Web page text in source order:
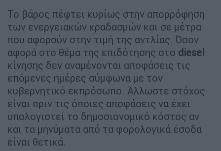
Το βάρος πέφτει κυρίως στην απορρόφηση
των ενεργειακών κραδασμών και σε μέτρα
που αφορούν στην τιμή της αντλίας. Όσον
αφορά στο θέμα της επιδότησης στο diesel
κίνησης δεν αναμένονται αποφάσεις τις
επόμενες ημέρες σύμφωνα με τον
κυβερνητικό εκπρόσωπο. Άλλωστε στόχος
είναι πριν τις όποιες αποφάσεις να έχει
υπολογιστεί το δημοσιονομικό κόστος αν
και τα μηνύματα από τα φορολογικά έσοδα
είναι θετικά.